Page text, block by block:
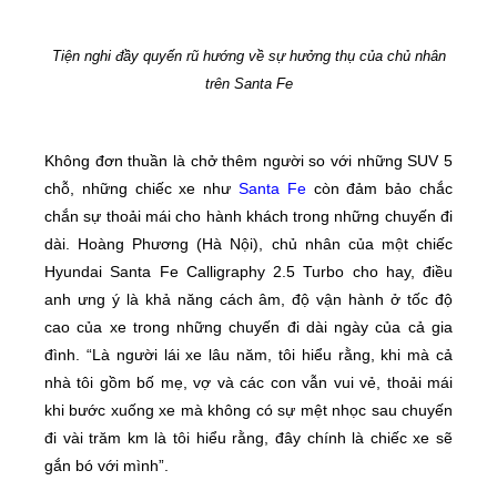
Tiện nghi đầy quyến rũ hướng về sự hưởng thụ của chủ nhân
trên Santa Fe
Không đơn thuần là chở thêm người so với những SUV 5
chỗ, những chiếc xe như Santa Fe còn đảm bảo chắc
chắn sự thoải mái cho hành khách trong những chuyến đi
dài. Hoàng Phương (Hà Nội), chủ nhân của một chiếc
Hyundai Santa Fe Calligraphy 2.5 Turbo cho hay, điều
anh ưng ý là khả năng cách âm, độ vận hành ở tốc độ
cao của xe trong những chuyến đi dài ngày của cả gia
đình. “Là người lái xe lâu năm, tôi hiểu rằng, khi mà cả
nhà tôi gồm bố mẹ, vợ và các con vẫn vui vẻ, thoải mái
khi bước xuống xe mà không có sự mệt nhọc sau chuyến
đi vài trăm km là tôi hiểu rằng, đây chính là chiếc xe sẽ
gắn bó với mình”.